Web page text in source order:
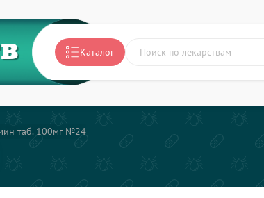
Каталог
таб. 100мг №24